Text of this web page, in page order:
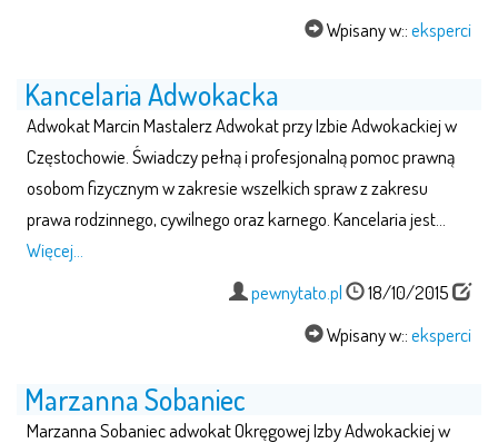
Wpisany w::eksperci
Kancelaria Adwokacka
Adwokat Marcin Mastalerz Adwokat przy Izbie Adwokackiej w
Częstochowie. Świadczy pełną i profesjonalną pomoc prawną
osobom fizycznym w zakresie wszelkich spraw z zakresu
prawa rodzinnego, cywilnego oraz karnego. Kancelaria jest…
Więcej…
pewnytato.pl
18/10/2015
Wpisany w::eksperci
Marzanna Sobaniec
Marzanna Sobaniec adwokat Okręgowej Izby Adwokackiej w